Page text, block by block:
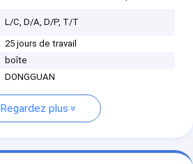
L/C, D/A, D/P, T/T
25 jours de travail
boîte
DONGGUAN
Regardez plus